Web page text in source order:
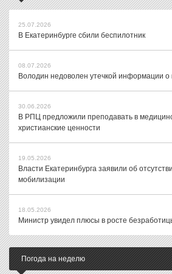
25.07.2026
В Екатеринбурге сбили беспилотник
08.07.2026
Володин недоволен утечкой информации
30.06.2026
В РПЦ предложили преподавать в
христианские ценности
19.05.2026
Власти Екатеринбурга заявили об
мобилизации
18.05.2026
Министр увидел плюсы в росте
Погода на неделю